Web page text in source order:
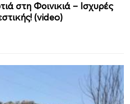
στη Φοινικιά – Ισχυρές
(video)